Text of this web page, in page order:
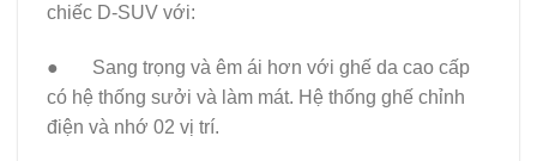
chiếc D-SUV với:
● Sang trọng và êm ái hơn với ghế da cao cấp
có hệ thống sưởi và làm mát. Hệ thống ghế chỉnh
điện và nhớ 02 vị trí.